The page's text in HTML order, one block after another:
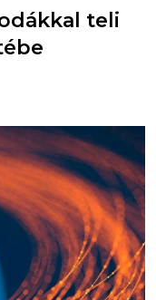
teli